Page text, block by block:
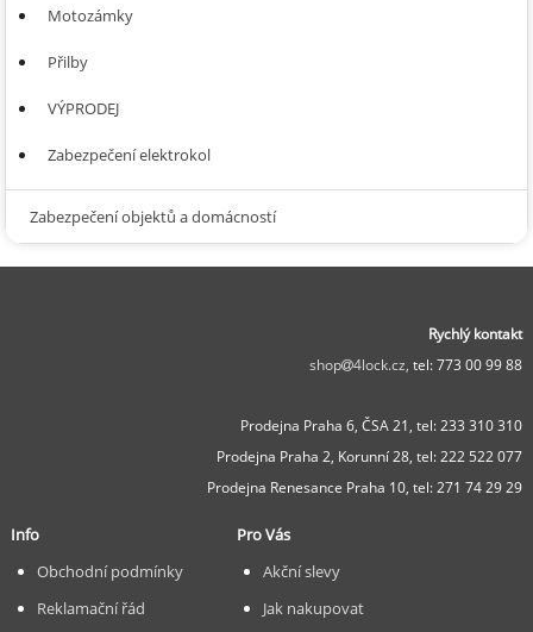
Motozámky
Přilby
VÝPRODEJ
Zabezpečení elektrokol
Zabezpečení objektů a domácností
Rychlý kontakt
shop
4lock.cz, tel: 773 00 99 88
Prodejna Praha 6, ČSA 21, tel: 233 310 310
Prodejna Praha 2, Korunní 28, tel: 222 522 077
Prodejna Renesance Praha 10, tel: 271 74 29 29
Info
Obchodní podmínky
Reklamační řád
Pro Vás
Akční slevy
Jak nakupovat